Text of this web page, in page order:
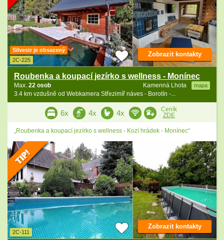
Silvestr je obsazený
2C-225
Roubenka a koupací jezírko s wellness - Monínec
Kamenná Lhota mapa
Max. 22 osob
3.4 km vzdušně od Webkamera Střezimíř náves - Borotín -...
Zobrazit kontakty
6x 4x 4x
Ceník
ZDE
„Roubenka a koupací jezírko s wellness - Kozí hrádek - Monínec“
2C-111
Zobrazit kontakty